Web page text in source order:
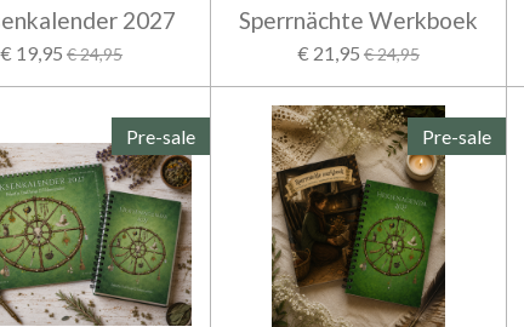
2027
€ 19,95 € 24,95
Sperrnächte Werkboek
€ 21,95 € 24,95
Pre-sale Pre-sale